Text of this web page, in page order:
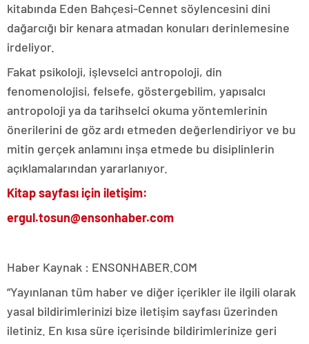
kitabında Eden Bahçesi-Cennet söylencesini dini
dağarcığı bir kenara atmadan konuları derinlemesine
irdeliyor.
Fakat psikoloji, işlevselci antropoloji, din
fenomenolojisi, felsefe, göstergebilim, yapısalcı
antropoloji ya da tarihselci okuma yöntemlerinin
önerilerini de göz ardı etmeden değerlendiriyor ve bu
mitin gerçek anlamını inşa etmede bu disiplinlerin
açıklamalarından yararlanıyor.
Kitap sayfası için iletişim:
ergul.tosun@ensonhaber.com
Haber Kaynak : ENSONHABER.COM
“Yayınlanan tüm haber ve diğer içerikler ile ilgili olarak
yasal bildirimlerinizi bize iletişim sayfası üzerinden
iletiniz. En kısa süre içerisinde bildirimlerinize geri